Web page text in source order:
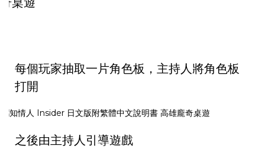
每個玩家抽取一片角色板，主持人將角色板
打開
之後由主持人引導遊戲